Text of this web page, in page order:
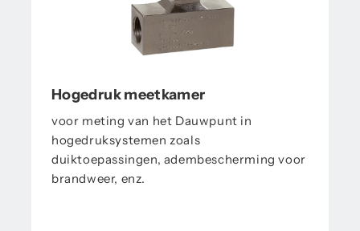
Hogedruk meetkamer
voor meting van het Dauwpunt in
hogedruksystemen zoals
duiktoepassingen, adembescherming voor
brandweer, enz.